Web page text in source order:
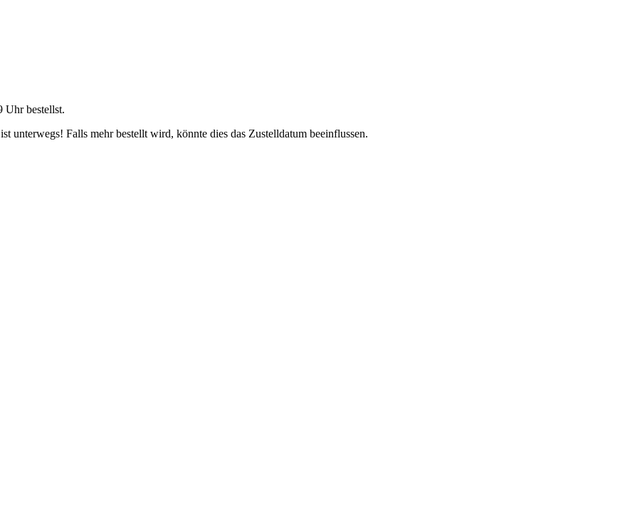
Uhrbestellst.
unterwegs! Falls mehr bestellt wird, könnte dies das Zustelldatum beeinflussen.